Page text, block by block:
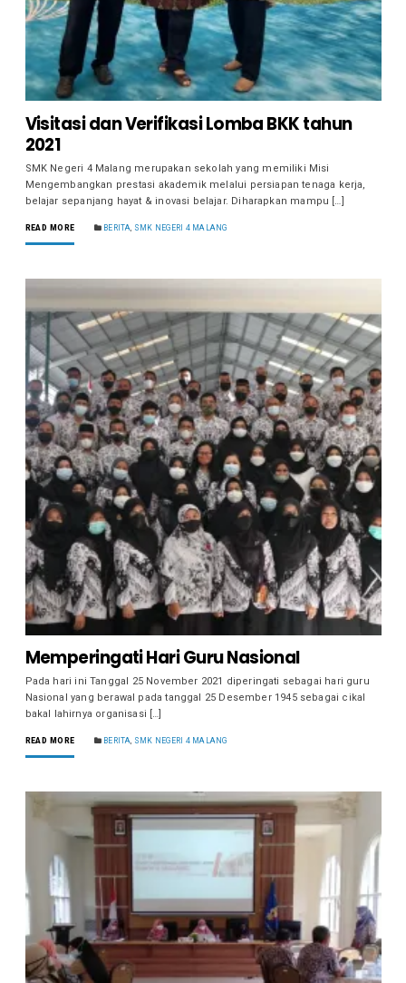
Visitasi dan Verifikasi Lomba BKK tahun
2021
SMK Negeri 4 Malang merupakan sekolah yang memiliki Misi
Mengembangkan prestasi akademik melalui persiapan tenaga kerja,
belajar sepanjang hayat & inovasi belajar. Diharapkan mampu […]
READ MORE BERITA SMK NEGERI 4 MALANG
Memperingati Hari Guru Nasional
Pada hari ini Tanggal 25 November 2021 diperingati sebagai hari guru
Nasional yang berawal pada tanggal 25 Desember 1945 sebagai cikal
bakal lahirnya organisasi […]
READ MORE BERITA, SMK NEGERI 4 MALANG